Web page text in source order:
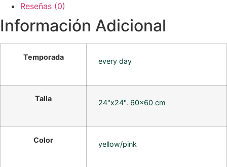
Reseñas (0)
Información Adicional
Temporada every day
Talla 24"x24". 60×60 cm
Color yellow/pink